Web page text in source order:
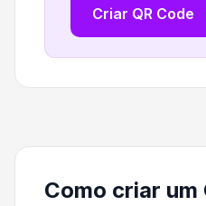
Criar QR Code
Como criar um